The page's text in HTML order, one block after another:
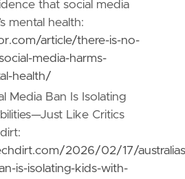
that social media
mental health:
article/there-is-no-
media-harms-
health/
Media Ban Is Isolating
Like Critics
2026/02/17/
is-isolating-kids-with-